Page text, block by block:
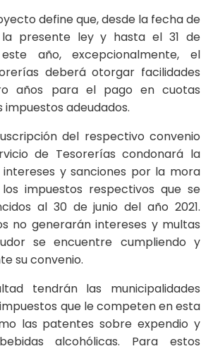
define que, desde la fecha de
presente ley y hasta el 31 de
año, excepcionalmente, el
deberá otorgar facilidades
años para el pago en cuotas
impuestos adeudados.
del respectivo convenio
de Tesorerías condonará la
y sanciones por la mora
impuestos respectivos que se
al 30 de junio del año 2021.
no generarán intereses y multas
se encuentre cumpliendo y
su convenio.
tendrán las municipalidades
que le competen en esta
las patentes sobre expendio y
alcohólicas. Para estos